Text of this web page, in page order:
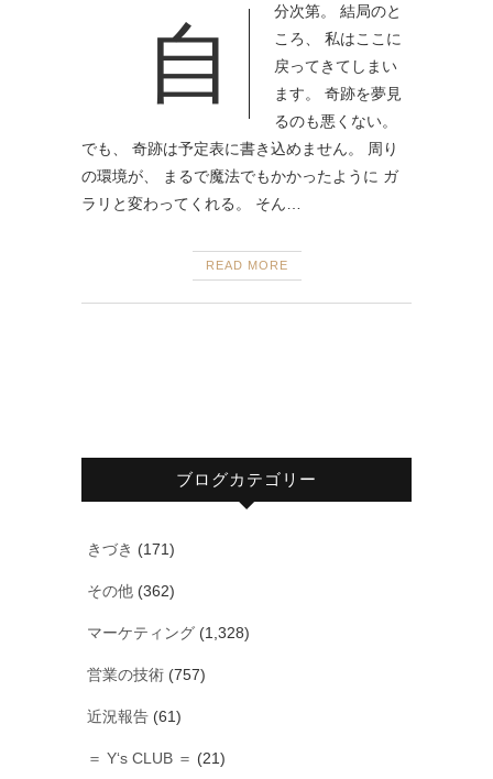
自
分次第。 結局のと
ころ、 私はここに
戻ってきてしまい
ます。 奇跡を夢見
るのも悪くない。
でも、 奇跡は予定表に書き込めません。 周り
の環境が、 まるで魔法でもかかったように ガ
ラリと変わってくれる。 そん…
READ MORE
ブログカテゴリー
きづき (171)
その他 (362)
マーケティング (1,328)
営業の技術 (757)
近況報告 (61)
＝ Y‘s CLUB ＝ (21)